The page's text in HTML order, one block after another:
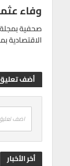
وفاء
صحفية
الاقتصادية
أضف
اضف
أخر الأخبار